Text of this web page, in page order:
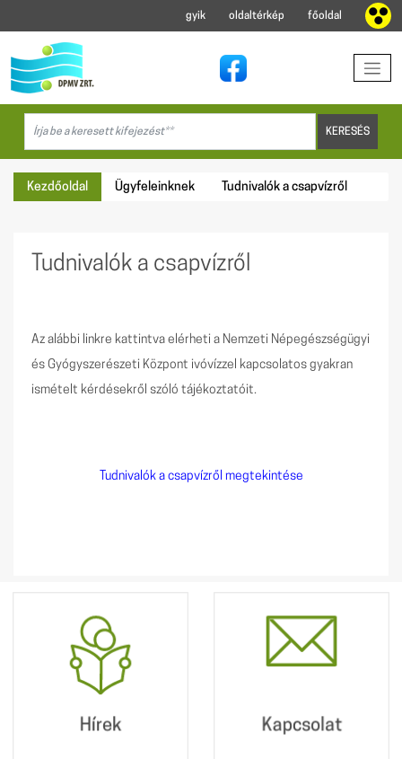
gyik oldaltérkép főoldal
Kezdőoldal Ügyfeleinknek Tudnivalók a csapvízről
Tudnivalók a csapvízről
Az alábbi linkre kattintva elérheti a Nemzeti Népegészségügyi
és Gyógyszerészeti Központ ivóvízzel kapcsolatos gyakran
ismételt kérdésekről szóló tájékoztatóit.
Tudnivalók a csapvízről megtekintése
Hírek
Hírek
Kapcsolat
Kapcsolat
+36 29 340 010